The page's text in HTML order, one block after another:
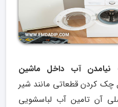
نیامدن آب داخل ماشین
کردن قطعاتی مانند شیر
آن تامین آب لباسشویی